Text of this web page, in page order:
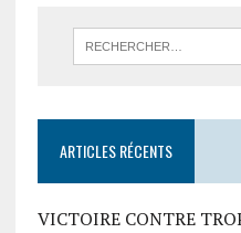
ARTICLES RÉCENTS
VICTOIRE CONTRE